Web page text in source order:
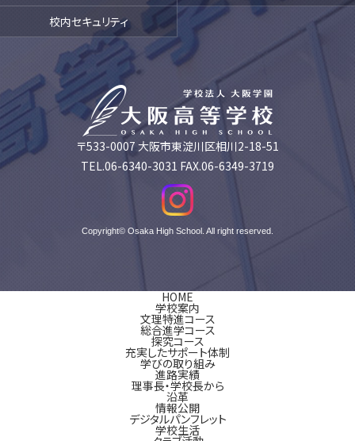
校内セキュリティ
〒533-0007 大阪市東淀川区相川2-18-51
TEL.06-6340-3031 FAX.06-6349-3719
Copyright© Osaka High School. All right reserved.
HOME
学校案内
文理特進コース
総合進学コース
探究コース
充実したサポート体制
学びの取り組み
進路実績
理事長・学校長から
沿革
情報公開
デジタルパンフレット
学校生活